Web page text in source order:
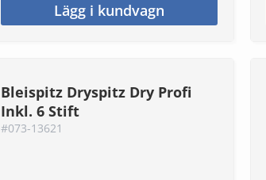
Lägg i kundvagn
Bleispitz Dryspitz Dry Profi
Inkl. 6 Stift
#073-13621